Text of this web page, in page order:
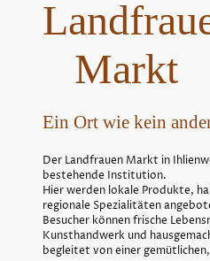
Markt
Ein Ort wie kein
Der Landfrauen Markt in
bestehende Institution.
Hier werden lokale Produkte,
regionale Spezialitäten
Besucher können frische
Kunsthandwerk und
begleitet von einer